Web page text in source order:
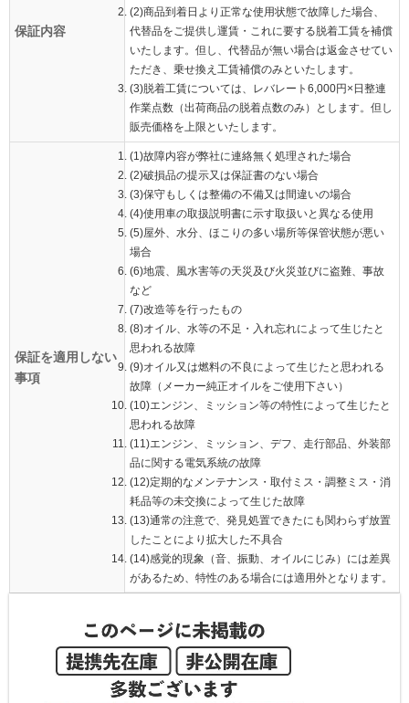
保証内容
(2)商品到着日より正常な使用状態で故障した場合、
代替品をご提供し運賃・これに要する脱着工賃を補償
いたします。但し、代替品が無い場合は返金させてい
ただき、乗せ換え工賃補償のみといたします。
(3)脱着工賃については、レバレート6,000円×日整連
作業点数（出荷商品の脱着点数のみ）とします。但し
販売価格を上限といたします。
保証を適用しない
事項
(1)故障内容が弊社に連絡無く処理された場合
(2)破損品の提示又は保証書のない場合
(3)保守もしくは整備の不備又は間違いの場合
(4)使用車の取扱説明書に示す取扱いと異なる使用
(5)屋外、水分、ほこりの多い場所等保管状態が悪い
場合
(6)地震、風水害等の天災及び火災並びに盗難、事故
など
(7)改造等を行ったもの
(8)オイル、水等の不足・入れ忘れによって生じたと
思われる故障
(9)オイル又は燃料の不良によって生じたと思われる
故障（メーカー純正オイルをご使用下さい）
(10)エンジン、ミッション等の特性によって生じたと
思われる故障
(11)エンジン、ミッション、デフ、走行部品、外装部
品に関する電気系統の故障
(12)定期的なメンテナンス・取付ミス・調整ミス・消
耗品等の未交換によって生じた故障
(13)通常の注意で、発見処置できたにも関わらず放置
したことにより拡大した不具合
(14)感覚的現象（音、振動、オイルにじみ）には差異
があるため、特性のある場合には適用外となります。